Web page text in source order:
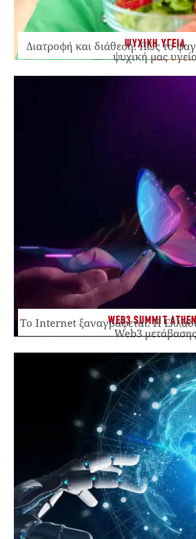
ΨΥΧΙΚΗ ΥΓΕΙΑ
Διατροφή και διάθεση: Πώς το
ψυχική μας
WEB3 SUMMIT
Το Internet ξαναγράφεται. Η
Web3 μετάβασης